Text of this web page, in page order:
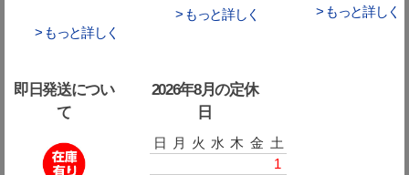
> もっと詳しく
> もっと詳しく
> もっと詳しく
即日発送につい
て
2026年8月の定休
日
日 月 火 水 木 金 土
1